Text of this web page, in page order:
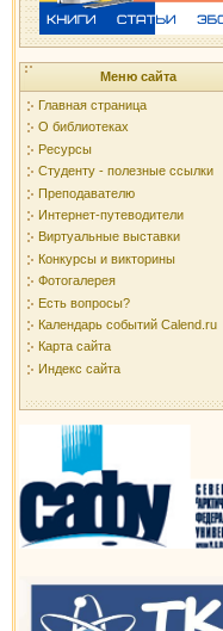
Меню сайта
Главная страница
О библиотеках
Ресурсы
Студенту - полезные ссылки
Преподавателю
Интернет-путеводители
Виртуальные выставки
Конкурсы и викторины
Фотогалерея
Есть вопросы?
Календарь событий Calend.ru
Карта сайта
Индекс сайта